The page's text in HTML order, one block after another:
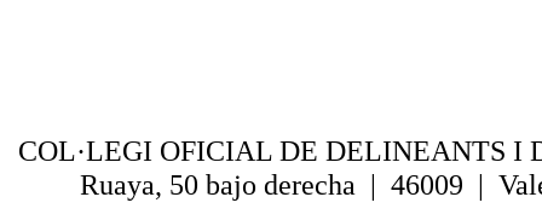
COL·LEGI OFICIAL DE DELINEANTS I
Ruaya, 50 bajo derecha | 46009 |